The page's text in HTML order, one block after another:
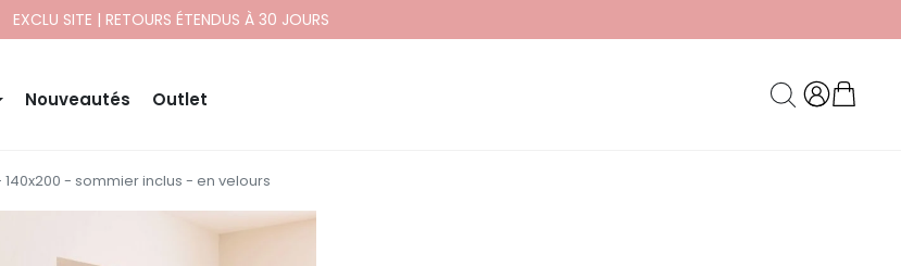
EXCLU SITE | RETOURS ÉTENDUS À 30 JOURS
Nouveautés Outlet
- sommier inclus - en velours